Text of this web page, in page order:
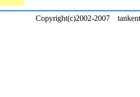
Copyright(c)2002-2007